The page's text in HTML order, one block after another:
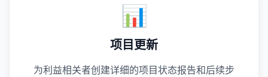
📊
项目更新
为利益相关者创建详细的项目状态报告和后续步